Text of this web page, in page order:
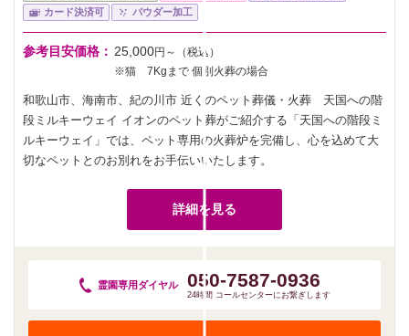
カード決済可
パウダー加工
参考目安価格： 25,000円～（税込）
※猫 7Kgまで 個別火葬の場合
和歌山市、海南市、紀の川市 近くのペット葬儀・火葬 天国への階
段ミルキーウェイ イオンのペット葬がご紹介する「天国への階段ミ
ルキーウェイ」では、ペット専用の火葬炉を完備し、心を込めて大
切なペットとのお別れをお手伝いいたします。
詳細を見る
霊園専用 ダイヤル 050-7587-0936
24時間 コールセンターにお繋ぎします